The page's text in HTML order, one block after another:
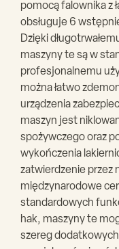
pomocą falownika z
obsługuje 6
Dzięki
maszyny te są w
profesjonalnemu
można łatwo
urządzenia
maszyn jest
spożywczego oraz
wykończenia
zatwierdzenie przez
międzynarodowe
standardowych
hak, maszyny te
szereg